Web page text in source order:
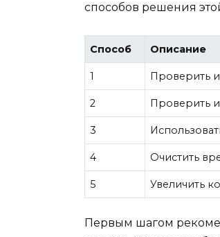
способов решения
Способ Описание
1 Проверить
2 Проверить
3
4 Очистить
5 Увеличить
Первым шагом